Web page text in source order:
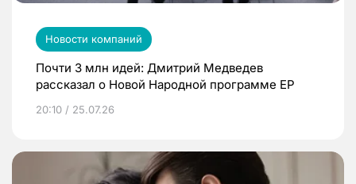
Новости компаний
Почти 3 млн идей: Дмитрий Медведев
рассказал о Новой Народной программе ЕР
20:10 / 25.07.26